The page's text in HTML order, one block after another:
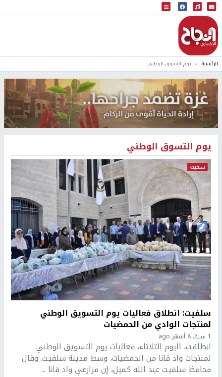
البث المباشر
إذاعة النجاح
الرئيسية يوم التسوق الوطني
يوم التسوق الوطني
سلفيت
سلفيت: انطلاق فعاليات يوم التسويق الوطني
لمنتجات الوادي من الحمضيات
1 سنة، 8 أشهر ago
انطلقت، اليوم الثلاثاء، فعاليات يوم التسويق الوطني
لمنتجات واد قانا من الحمضيات، وسط مدينة سلفيت. وقال
محافظ سلفيت عبد الله كميل، إن مزارعي واد قانا ...